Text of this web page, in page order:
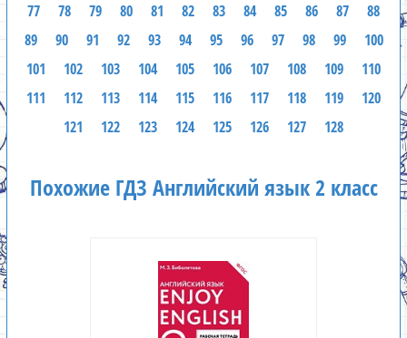
77
78 79 80 81 82 83 84 85 86 87
88
89
90 91 92 93 94 95 96 97 98 99
100
101
102 103 104 105 106 107 108 109
110
111
112 113 114 115 116 117 118 119
120
121
122 123 124 125 126 127 128
Похожие ГДЗ Английский язык 2 класс